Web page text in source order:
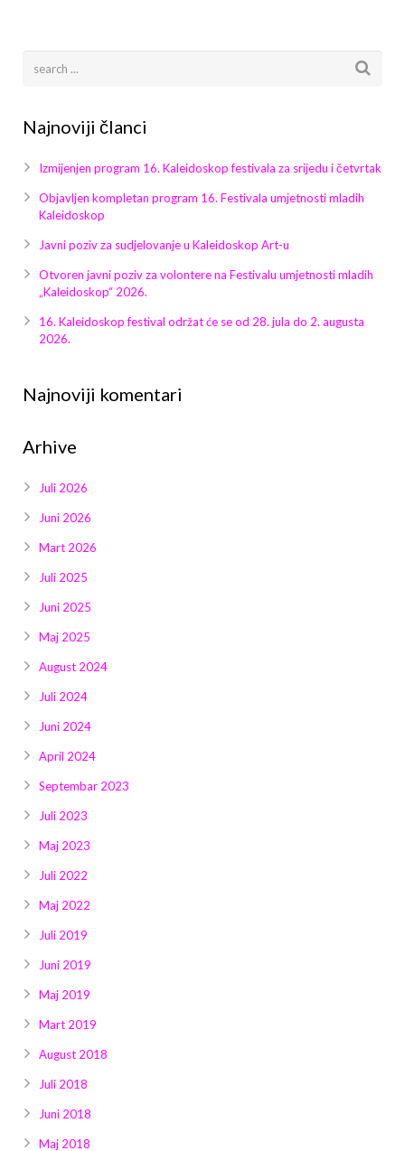
Najnoviji članci
Izmijenjen program 16. Kaleidoskop festivala za srijedu i četvrtak
Objavljen kompletan program 16. Festivala umjetnosti mladih
Kaleidoskop
Javni poziv za sudjelovanje u Kaleidoskop Art-u
Otvoren javni poziv za volontere na Festivalu umjetnosti mladih
„Kaleidoskop“ 2026.
16. Kaleidoskop festival održat će se od 28. jula do 2. augusta
2026.
Najnoviji komentari
Arhive
Juli 2026
Juni 2026
Mart 2026
Juli 2025
Juni 2025
Maj 2025
August 2024
Juli 2024
Juni 2024
April 2024
Septembar 2023
Juli 2023
Maj 2023
Juli 2022
Maj 2022
Juli 2019
Juni 2019
Maj 2019
Mart 2019
August 2018
Juli 2018
Juni 2018
Maj 2018